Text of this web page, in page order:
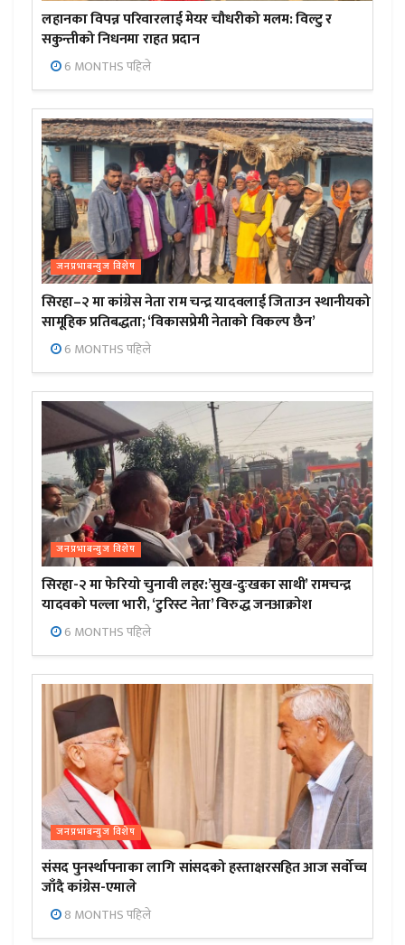
लहानका विपन्न परिवारलाई मेयर चौधरीको मलम: विल्टु र
सकुन्तीको निधनमा राहत प्रदान
6 MONTHS पहिले
जनप्रभाबन्युज विशेष
सिरहा–२ मा कांग्रेस नेता राम चन्द्र यादवलाई जिताउन स्थानीयको
सामूहिक प्रतिबद्धता; ‘विकासप्रेमी नेताको विकल्प छैन’
6 MONTHS पहिले
जनप्रभाबन्युज विशेष
सिरहा-२ मा फेरियो चुनावी लहर:’सुख-दुःखका साथी’ रामचन्द्र
यादवको पल्ला भारी, ‘टुरिस्ट नेता’ विरुद्ध जनआक्रोश
6 MONTHS पहिले
जनप्रभाबन्युज विशेष
संसद पुनर्स्थापनाका लागि सांसदको हस्ताक्षरसहित आज सर्वोच्च
जाँदै कांग्रेस-एमाले
8 MONTHS पहिले